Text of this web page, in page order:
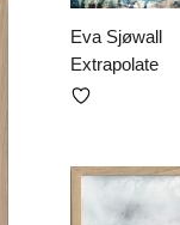
Eva Sjøwall
Extrapolate